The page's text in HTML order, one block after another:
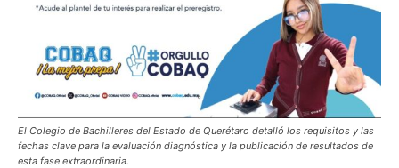
El Colegio de Bachilleres del Estado de Querétaro detalló los requisitos y las
fechas clave para la evaluación diagnóstica y la publicación de resultados de
esta fase extraordinaria.